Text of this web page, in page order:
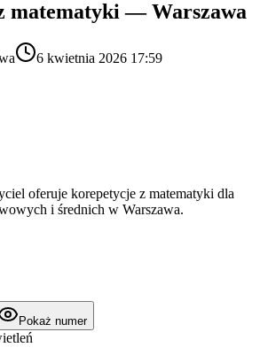
matematyki — Warszawa
6 kwietnia 2026 17:59
oferuje korepetycje z matematyki dla
i średnich w Warszawa.
Pokaż numer